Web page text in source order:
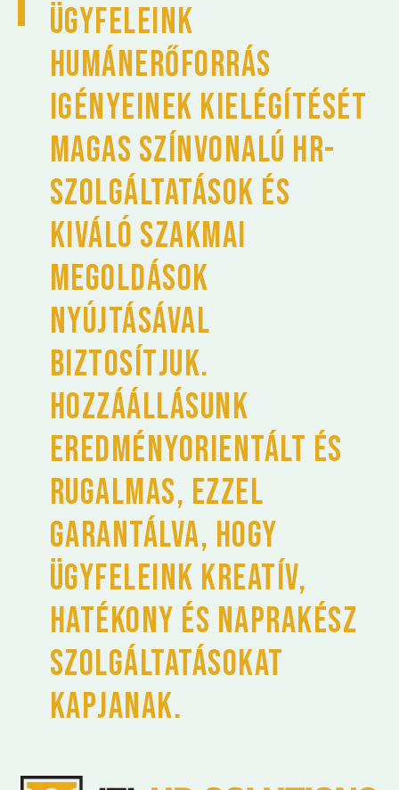
Ügyfeleink
humánerőforrás
igényeinek kielégítését
magas színvonalú HR-
szolgáltatások és
kiváló szakmai
megoldások
nyújtásával
biztosítjuk.
Hozzáállásunk
eredményorientált és
rugalmas, ezzel
garantálva, hogy
ügyfeleink kreatív,
hatékony és naprakész
szolgáltatásokat
kapjanak.